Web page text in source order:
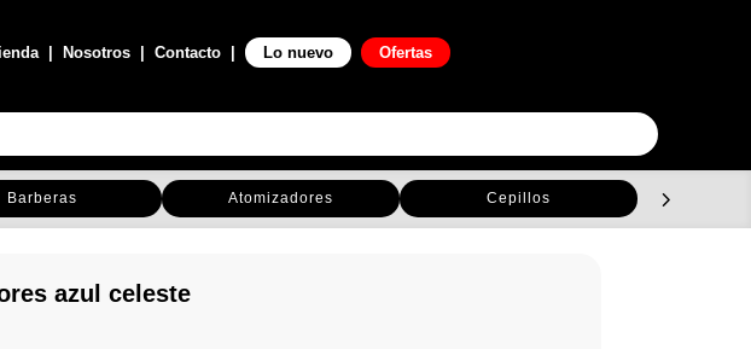
| Nosotros |Contacto | Lo nuevo Ofertas
Barberas Atomizadores Cepillos
azul celeste